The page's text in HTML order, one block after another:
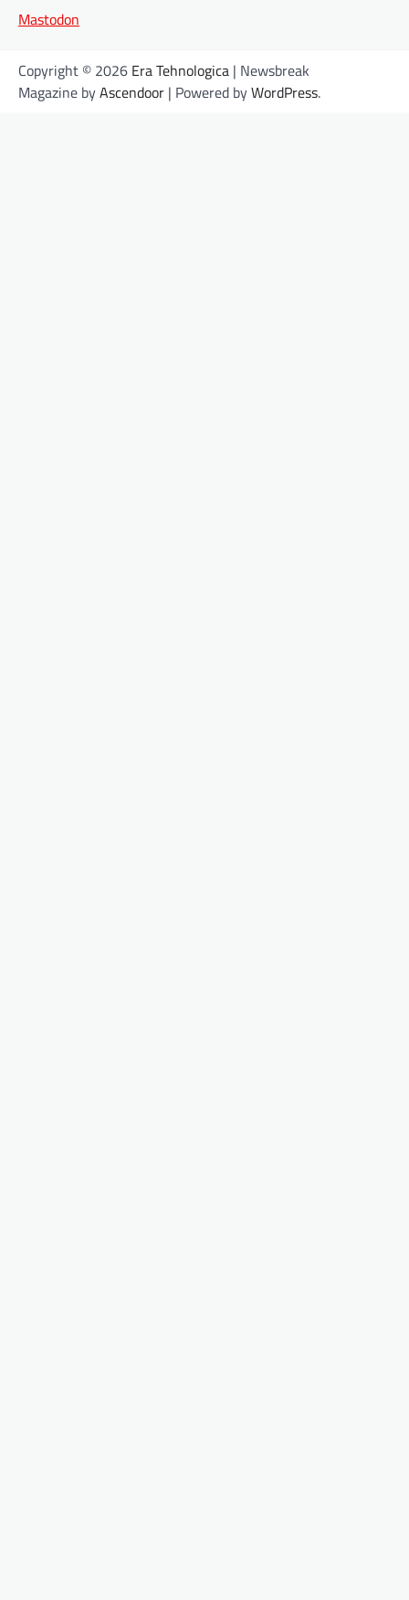
Mastodon
Copyright © 2026 Era Tehnologica | Newsbreak
Magazine byAscendoor | Powered byWordPress.